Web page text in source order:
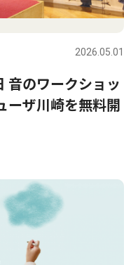
2026.05.01
音のワークショッ
ーザ川崎を無料開